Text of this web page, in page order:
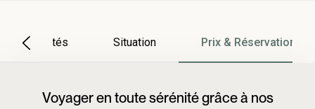
Particularités Situation Prix & Réservation
Voyager en toute sérénité grâce à nos